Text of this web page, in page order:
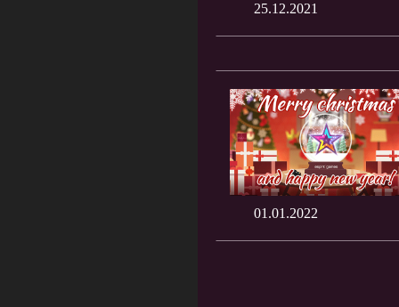
25.12.2021
01.01.2022